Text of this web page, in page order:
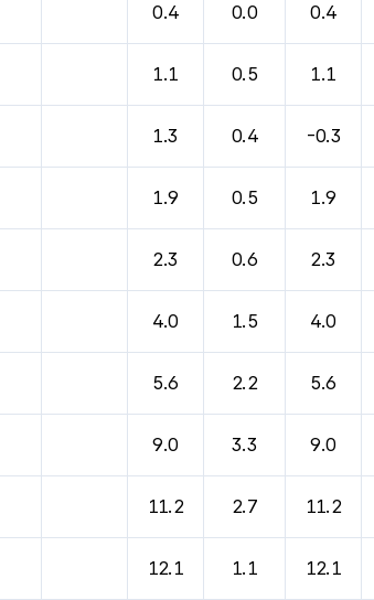
0.4 0.0 0.4
1.1 0.5 1.1
1.3 0.4 -0.3
1.9 0.5 1.9
2.3 0.6 2.3
4.0 1.5 4.0
5.6 2.2 5.6
9.0 3.3 9.0
11.2 2.7 11.2
12.1 1.1 12.1